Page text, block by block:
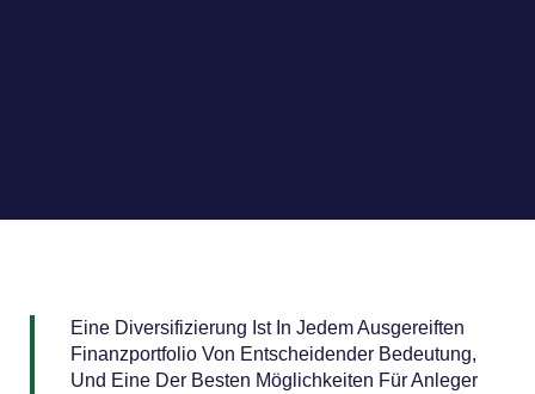
Eine Diversifizierung Ist In Jedem Ausgereiften
Finanzportfolio Von Entscheidender Bedeutung,
Und Eine Der Besten Möglichkeiten Für Anleger